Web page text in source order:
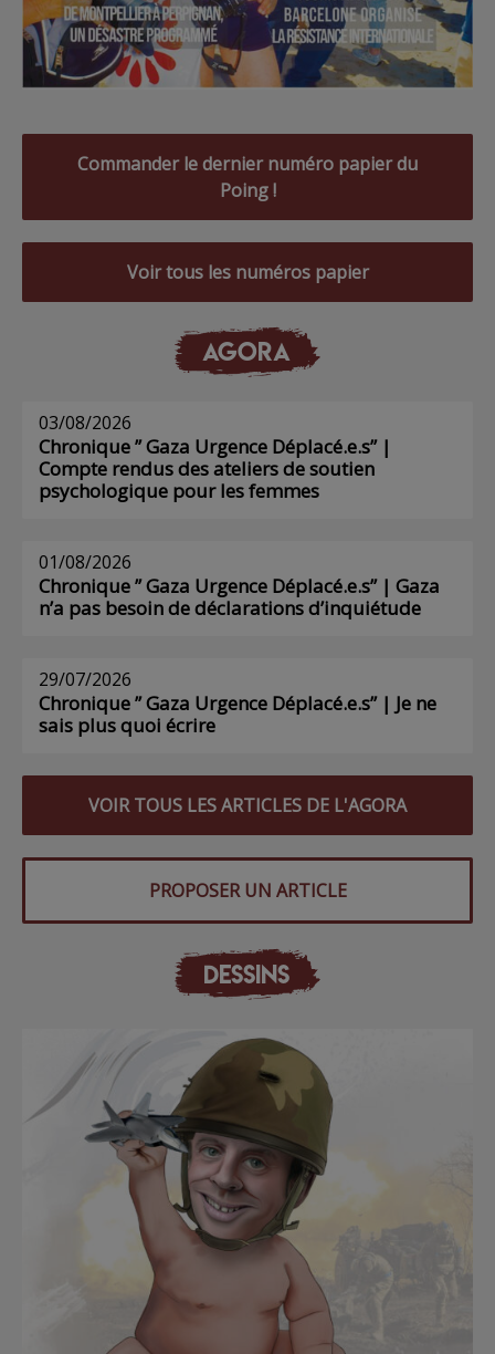
Commander le dernier numéro papier du
Poing !
Voir tous les numéros papier
AGORA
03/08/2026
Chronique ” Gaza Urgence Déplacé.e.s” |
Compte rendus des ateliers de soutien
psychologique pour les femmes
01/08/2026
Chronique ” Gaza Urgence Déplacé.e.s” | Gaza
n’a pas besoin de déclarations d’inquiétude
29/07/2026
Chronique ” Gaza Urgence Déplacé.e.s” | Je ne
sais plus quoi écrire
VOIR TOUS LES ARTICLES DE L'AGORA
PROPOSER UN ARTICLE
DESSINS